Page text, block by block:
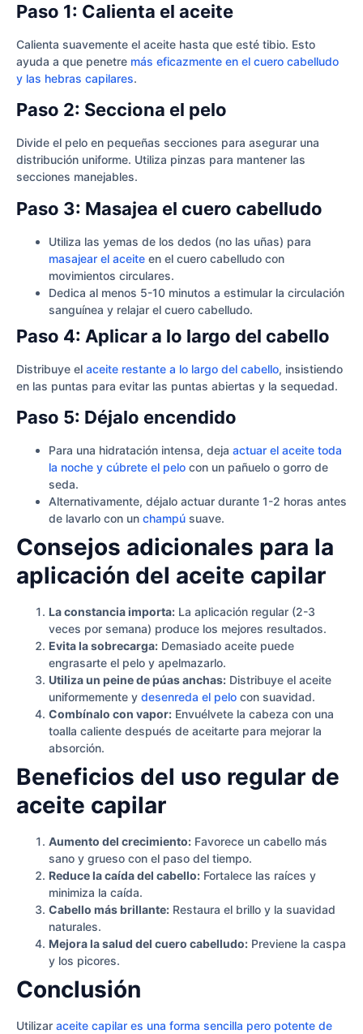
Paso 1: Calienta el aceite
Calienta suavemente el aceite hasta que esté tibio. Esto
ayuda a que penetre más eficazmente en el cuero cabelludo
y las hebras capilares.
Paso 2: Secciona el pelo
Divide el pelo en pequeñas secciones para asegurar una
distribución uniforme. Utiliza pinzas para mantener las
secciones manejables.
Paso 3: Masajea el cuero cabelludo
Utiliza las yemas de los dedos (no las uñas) para
masajear el aceite en el cuero cabelludo con
movimientos circulares.
Dedica al menos 5-10 minutos a estimular la circulación
sanguínea y relajar el cuero cabelludo.
Paso 4: Aplicar a lo largo del cabello
Distribuye el aceite restante a lo largo del cabello, insistiendo
en las puntas para evitar las puntas abiertas y la sequedad.
Paso 5: Déjalo encendido
Para una hidratación intensa, deja actuar el aceite toda
la noche y cúbrete el pelo con un pañuelo o gorro de
seda.
Alternativamente, déjalo actuar durante 1-2 horas antes
de lavarlo con un champú suave.
Consejos adicionales para la
aplicación del aceite capilar
La constancia importa: La aplicación regular (2-3
veces por semana) produce los mejores resultados.
Evita la sobrecarga: Demasiado aceite puede
engrasarte el pelo y apelmazarlo.
Utiliza un peine de púas anchas: Distribuye el aceite
uniformemente y desenreda el pelo con suavidad.
Combínalo con vapor: Envuélvete la cabeza con una
toalla caliente después de aceitarte para mejorar la
absorción.
Beneficios del uso regular de
aceite capilar
Aumento del crecimiento: Favorece un cabello más
sano y grueso con el paso del tiempo.
Reduce la caída del cabello: Fortalece las raíces y
minimiza la caída.
Cabello más brillante: Restaura el brillo y la suavidad
naturales.
Mejora la salud del cuero cabelludo: Previene la caspa
y los picores.
Conclusión
Utilizar aceite capilar es una forma sencilla pero potente de